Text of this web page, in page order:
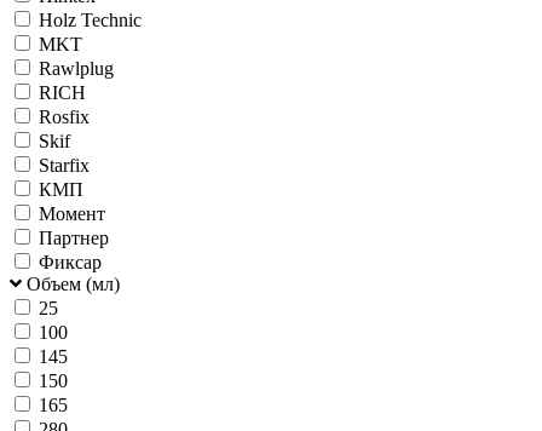
Holz Technic
MKT
Rawlplug
RICH
Rosfix
Skif
Starfix
КМП
Момент
Партнер
Фиксар
Объем (мл)
25
100
145
150
165